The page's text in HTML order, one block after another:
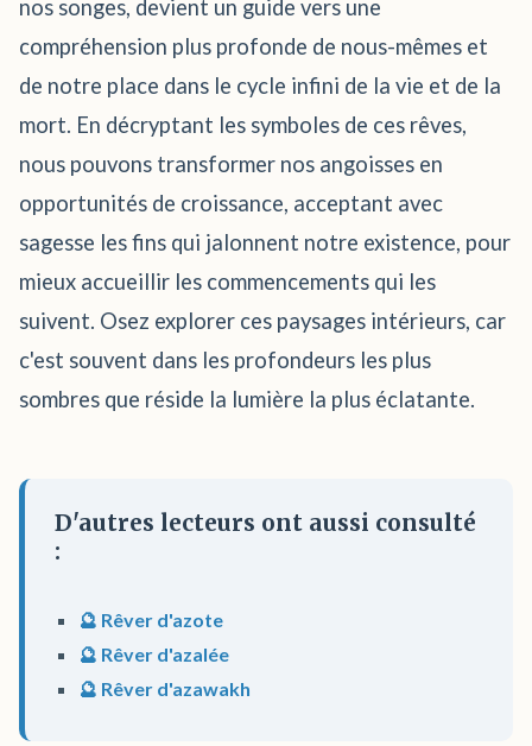
nos songes, devient un guide vers une
compréhension plus profonde de nous-mêmes et
de notre place dans le cycle infini de la vie et de la
mort. En décryptant les symboles de ces rêves,
nous pouvons transformer nos angoisses en
opportunités de croissance, acceptant avec
sagesse les fins qui jalonnent notre existence, pour
mieux accueillir les commencements qui les
suivent. Osez explorer ces paysages intérieurs, car
c'est souvent dans les profondeurs les plus
sombres que réside la lumière la plus éclatante.
D'autres lecteurs ont aussi consulté
:
🔮 Rêver d'azote
🔮 Rêver d'azalée
🔮 Rêver d'azawakh